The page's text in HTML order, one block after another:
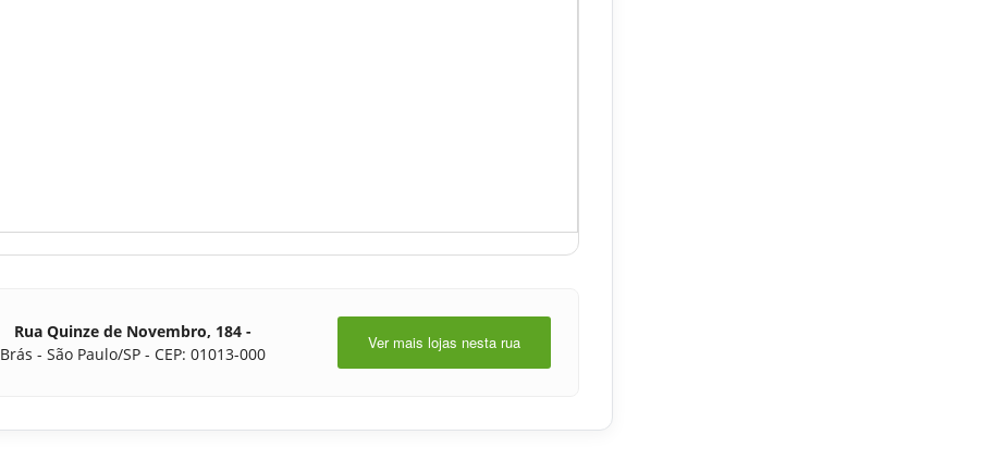
Rua Quinze de Novembro, 184 -
Brás - São Paulo/SP - CEP: 01013-000
Ver mais lojas nesta rua